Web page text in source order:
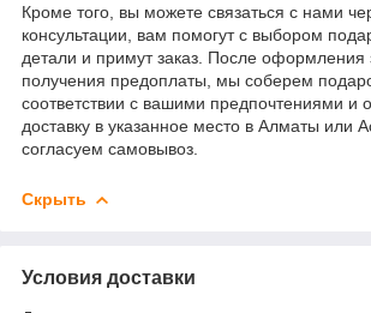
Кроме того, вы можете связаться с нами
консультации, вам помогут с выбором
детали и примут заказ. После оформления
получения предоплаты, мы соберем
соответствии с вашими предпочтениями и
доставку в указанное место в Алматы или
согласуем самовывоз.
Скрыть
Условия доставки